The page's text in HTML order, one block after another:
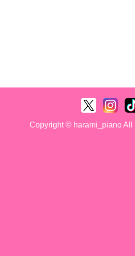
Copyright © harami_piano All